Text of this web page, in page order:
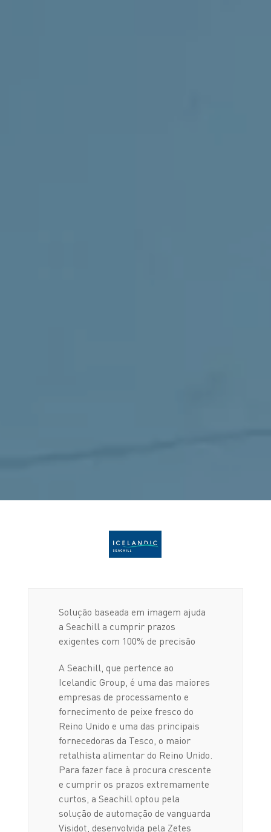
Solução baseada em imagem ajuda
a Seachill a cumprir prazos
exigentes com 100% de precisão
A Seachill, que pertence ao
Icelandic Group, é uma das maiores
empresas de processamento e
fornecimento de peixe fresco do
Reino Unido e uma das principais
fornecedoras da Tesco, o maior
retalhista alimentar do Reino Unido.
Para fazer face à procura crescente
e cumprir os prazos extremamente
curtos, a Seachill optou pela
solução de automação de vanguarda
Visidot, desenvolvida pela Zetes